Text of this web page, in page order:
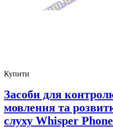
Купити
Засоби для
мовлення та
слуху Whisper Phone